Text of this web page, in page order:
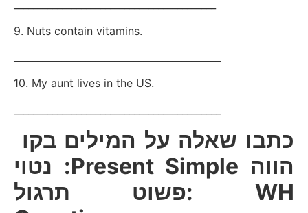
9. Nuts contain vitamins.
10. My aunt lives in the US.
כתבו שאלה על המילים בקו
נטוי :Present Simple הווה
פשוט תרגול: WH